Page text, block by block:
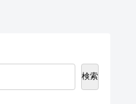
検索